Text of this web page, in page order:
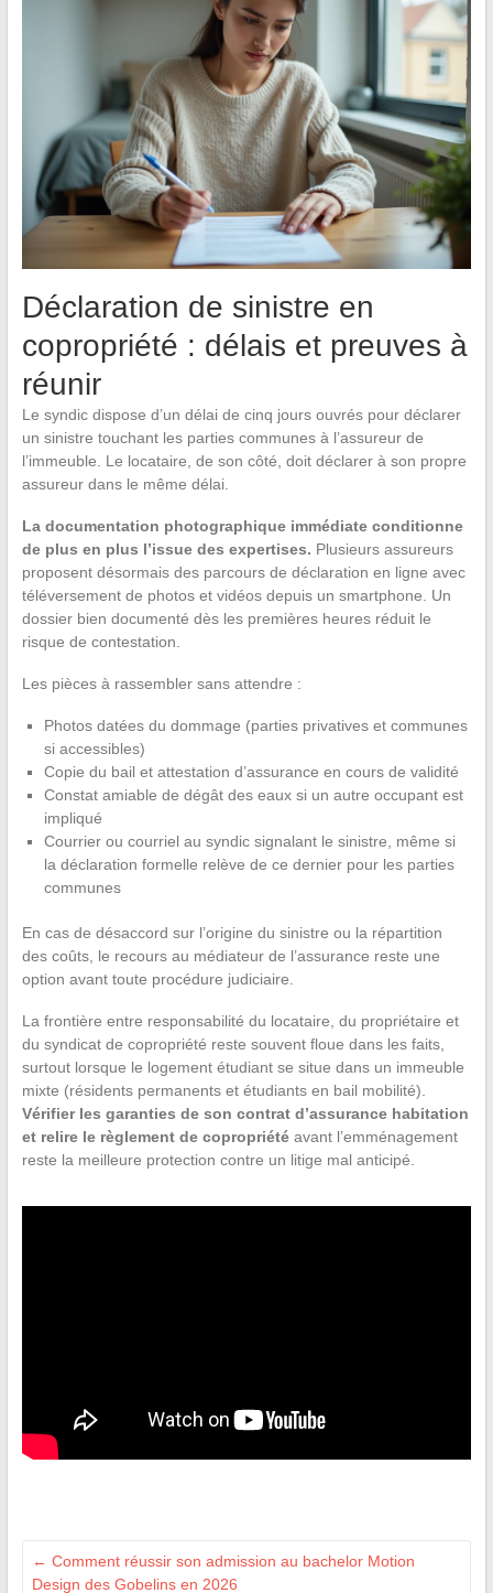
Déclaration de sinistre en
copropriété : délais et preuves à
réunir
Le syndic dispose d’un délai de cinq jours ouvrés pour déclarer
un sinistre touchant les parties communes à l’assureur de
l’immeuble. Le locataire, de son côté, doit déclarer à son propre
assureur dans le même délai.
La documentation photographique immédiate conditionne
de plus en plus l’issue des expertises. Plusieurs assureurs
proposent désormais des parcours de déclaration en ligne avec
téléversement de photos et vidéos depuis un smartphone. Un
dossier bien documenté dès les premières heures réduit le
risque de contestation.
Les pièces à rassembler sans attendre :
Photos datées du dommage (parties privatives et communes
si accessibles)
Copie du bail et attestation d’assurance en cours de validité
Constat amiable de dégât des eaux si un autre occupant est
impliqué
Courrier ou courriel au syndic signalant le sinistre, même si
la déclaration formelle relève de ce dernier pour les parties
communes
En cas de désaccord sur l’origine du sinistre ou la répartition
des coûts, le recours au médiateur de l’assurance reste une
option avant toute procédure judiciaire.
La frontière entre responsabilité du locataire, du propriétaire et
du syndicat de copropriété reste souvent floue dans les faits,
surtout lorsque le logement étudiant se situe dans un immeuble
mixte (résidents permanents et étudiants en bail mobilité).
Vérifier les garanties de son contrat d’assurance habitation
et relire le règlement de copropriétéavant l’emménagement
reste la meilleure protection contre un litige mal anticipé.
← Comment réussir son admission au bachelor Motion
Design des Gobelins en 2026